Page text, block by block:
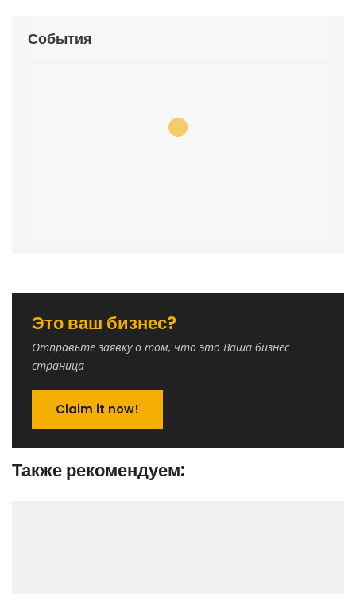
События
Это ваш бизнес?
Отправьте заявку о том, что это Ваша бизнес
страница
Claim it now!
Также рекомендуем: